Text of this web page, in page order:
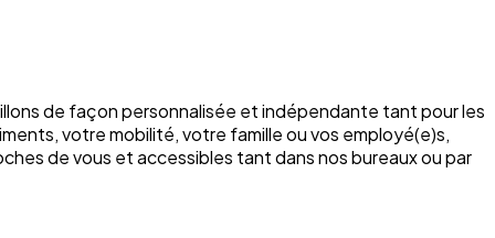
de façon personnalisée et indépendante tant pour les
votre mobilité, votre famille ou vos employé(e)s,
de vous et accessibles tant dans nos bureaux ou par